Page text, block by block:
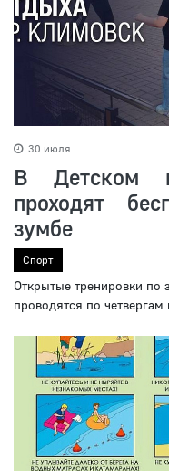
30 июля
В Детском
проходят
зумбе
Спорт
Открытые тренировки по
проводятся по